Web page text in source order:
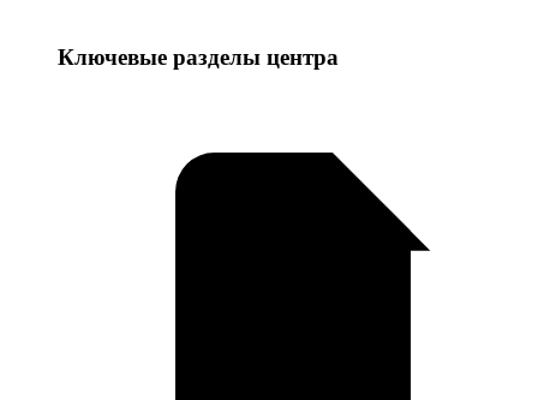
Ключевые разделы центра